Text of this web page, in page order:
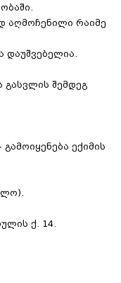
აღმოჩენილი რაიმე
დაუშვებელია.
გასვლის შემდეგ
ექიმის
ქ. 14.